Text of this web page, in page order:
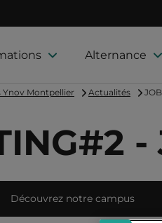
Alternance
Ynov Montpellier Actualités
Découvrez notre campus